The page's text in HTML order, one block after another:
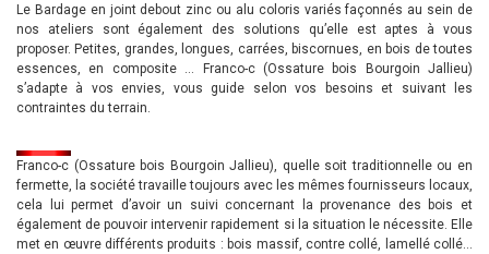
Le Bardage en joint debout zinc ou alu coloris variés façonnés au sein de
nos ateliers sont également des solutions qu’elle est aptes à vous
proposer. Petites, grandes, longues, carrées, biscornues, en bois de toutes
essences, en composite … Franco-c (Ossature bois Bourgoin Jallieu)
s’adapte à vos envies, vous guide selon vos besoins et suivant les
contraintes du terrain.
Franco-c (Ossature bois Bourgoin Jallieu), quelle soit traditionnelle ou en
fermette, la société travaille toujours avec les mêmes fournisseurs locaux,
cela lui permet d’avoir un suivi concernant la provenance des bois et
également de pouvoir intervenir rapidement si la situation le nécessite. Elle
met en œuvre différents produits : bois massif, contre collé, lamellé collé…